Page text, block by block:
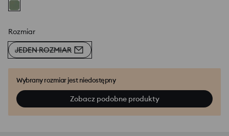
Rozmiar
JEDEN ROZMIAR
Wybrany rozmiar jest niedostępny
Zobacz podobne produkty